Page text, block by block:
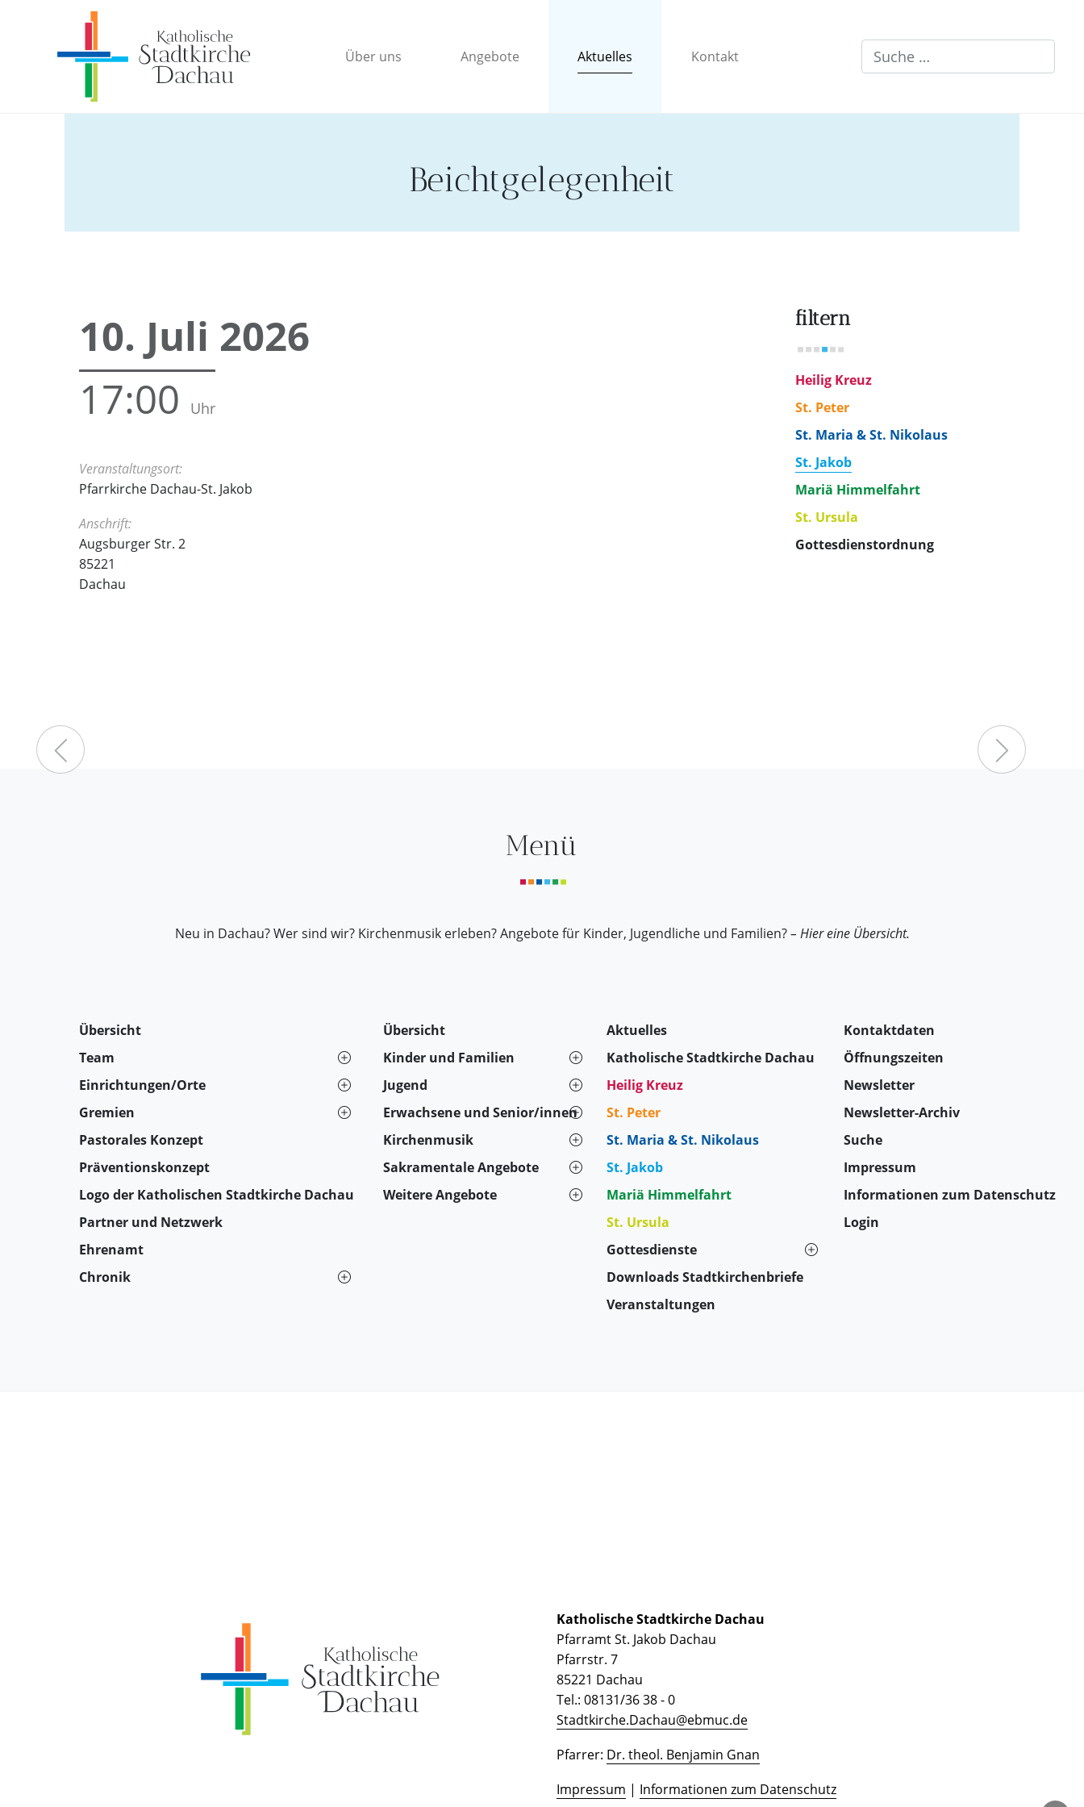
Über uns Angebote Aktuelles Kontakt Suchen
Beichtgelegenheit
10. Juli 2026
17:00
Veranstaltungsort:
Pfarrkirche Dachau-St. Jakob
Anschrift:
Augsburger Str. 2
85221
Dachau
filtern
Heilig Kreuz
St. Peter
St. Maria & St. Nikolaus
St. Jakob
Mariä Himmelfahrt
St. Ursula
Gottesdienstordnung
Vorheriger Beitrag: Beichtgelegenheit
Menü
Neu in Dachau? Wer sind wir? Kirchenmusik erleben? Angebote für Kinder, Jugendliche und Familien?– Hier eine Übersicht.
Übersicht
Team
Einrichtungen/Orte
Gremien
Pastorales Konzept
Präventionskonzept
Logo der Katholischen Stadtkirche Dachau
Partner und Netzwerk
Ehrenamt
Chronik
Übersicht
Kinder und Familien
Jugend
Erwachsene und Senior/innen
Kirchenmusik
Sakramentale Angebote
Weitere Angebote
Aktuelles
Katholische Stadtkirche Dachau
Heilig Kreuz
St. Peter
St. Maria & St. Nikolaus
St. Jakob
Mariä Himmelfahrt
St. Ursula
Gottesdienste
Downloads Stadtkirchenbriefe
Veranstaltungen
Kontaktdaten
Öffnungszeiten
Newsletter
Newsletter-Archiv
Suche
Impressum
Informationen zum Datenschutz
Login
Katholische Stadtkirche Dachau
Pfarramt St. Jakob Dachau
Pfarrstr. 7
85221 Dachau
Tel.: 08131/36 38 - 0
Stadtkirche.Dachau@ebmuc.de
Pfarrer: Dr. theol. Benjamin Gnan
Impressum | Informationen zum Datenschutz